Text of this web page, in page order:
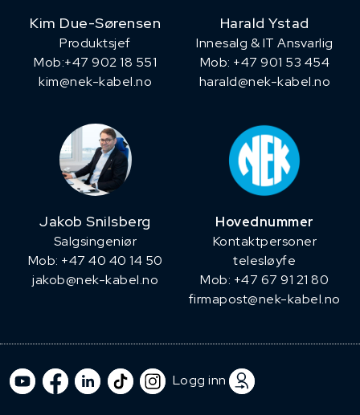
Kim Due-Sørensen
Produktsjef
​Mob:+47 902 18 551
kim@nek-kabel.no
Harald Ystad
Innesalg & IT Ansvarlig
Mob: +47 901 53 454
harald@nek-kabel.no
Jakob Snilsberg
​Salgsingeniør
Mob: +47 40 40 14 50
jakob@nek-kabel.no
Hovednummer
Kontaktpersoner
telesløyfe
Mob: +47 67 91 21 80
firmapost@nek-kabel.no
Logg inn